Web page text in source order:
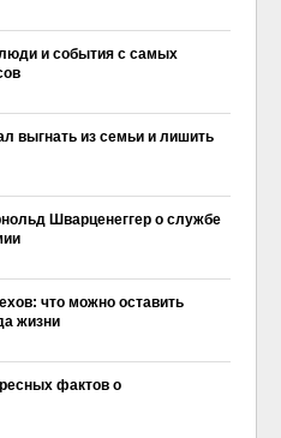
и события с самых
выгнать из семьи и лишить
Шварценеггер о службе
что можно оставить
жизни
фактов о